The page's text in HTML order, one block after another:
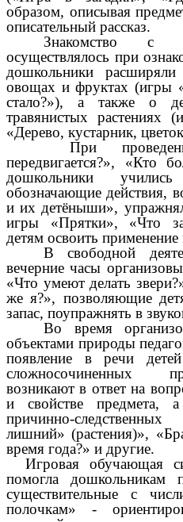
образом, описывая
описательный рассказ.
Знакомство с
осуществлялось при
дошкольники
овощах и фруктах (игры
стало?»), а также о
травянистых растениях
«Дерево, кустарник,
При
передвигается?», «Кто
дошкольники
обозначающие действия,
и их детёныши»,
игры «Прятки», «Что
детям освоить применение
В свободной
вечерние часы
«Что умеют делать
же я?», позволяющие
запас, поупражнять в
Во время
объектами природы
появление в речи
сложносочиненных
возникают в ответ на
и свойстве предмета,
причинно-
лишний» (растения)»,
время года?» и другие.
Игровая обучающая
помогла дошкольникам
существительные с
полочкам» -